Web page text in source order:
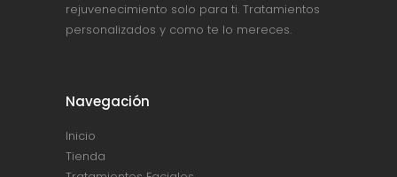
rejuvenecimiento solo para ti. Tratamientos
personalizados y como te lo mereces.
Navegación
Inicio
Tienda